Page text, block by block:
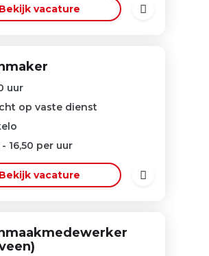
Bekijk vacature
uur
op vaste dienst
- 16,50 per uur
Bekijk vacature